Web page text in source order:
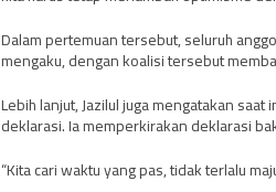
Dalam pertemuan tersebut, seluruh
mengaku, dengan koalisi tersebut
Lebih lanjut, Jazilul juga mengatakan
deklarasi. Ia memperkirakan deklarasi
“Kita cari waktu yang pas, tidak terlalu